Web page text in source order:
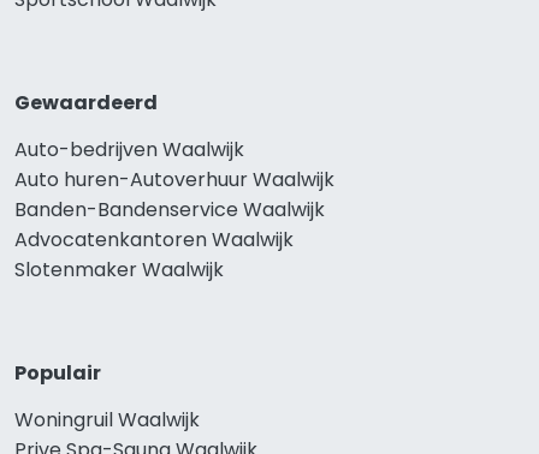
Gewaardeerd
Auto-bedrijven Waalwijk
Auto huren-Autoverhuur Waalwijk
Banden-Bandenservice Waalwijk
Advocatenkantoren Waalwijk
Slotenmaker Waalwijk
Populair
Woningruil Waalwijk